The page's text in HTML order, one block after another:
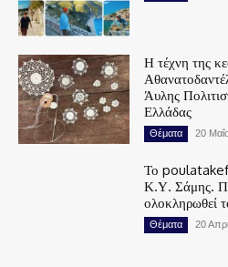
Η τέχνη της
Άυλης
Ελλάδας
Θέματα 20
Το
Κ.Υ. Σάμης.
ολοκληρωθεί
Θέματα 20